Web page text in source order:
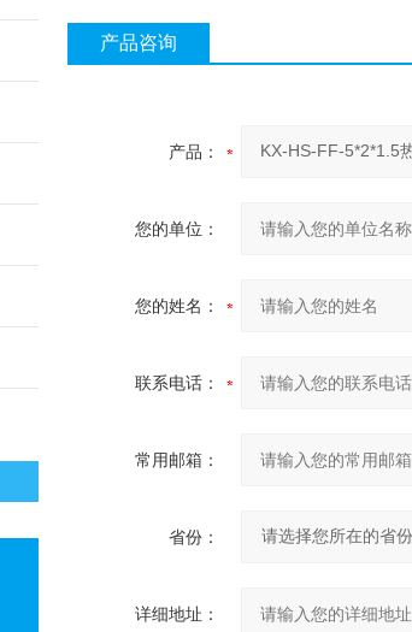
产品咨询
产品：
您的单位：
您的姓名：
联系电话：
常用邮箱：
省份：
详细地址：